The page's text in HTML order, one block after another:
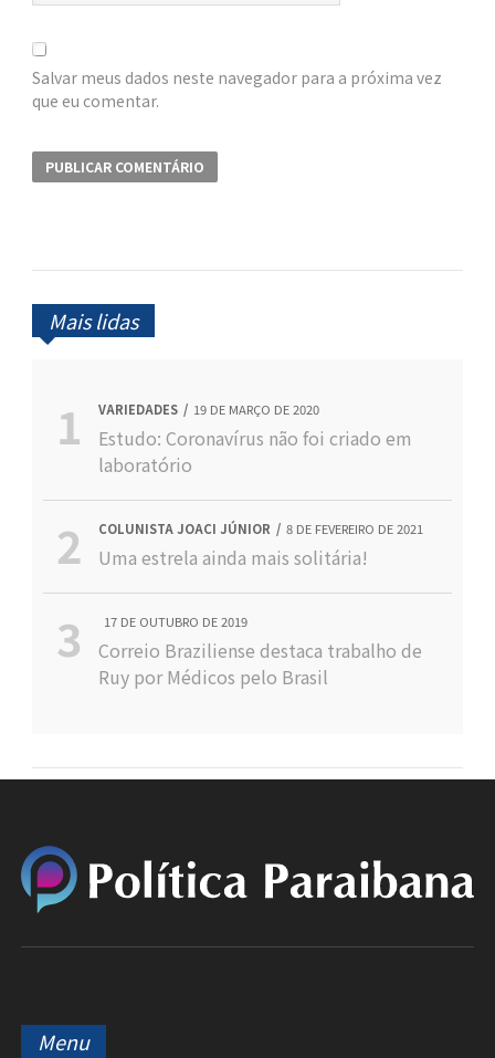
Salvar meus dados neste navegador para a próxima vez
que eu comentar.
Mais lidas
VARIEDADES 19 DE MARÇO DE 2020
Estudo: Coronavírus não foi criado em
laboratório
COLUNISTA JOACI JÚNIOR 8 DE FEVEREIRO DE 2021
Uma estrela ainda mais solitária!
17 DE OUTUBRO DE 2019
Correio Braziliense destaca trabalho de
Ruy por Médicos pelo Brasil
Menu